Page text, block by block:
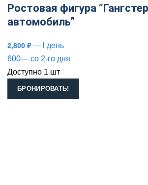
Ростовая фигура
автомобиль”
2,800 ₽— l день
600— со 2-го дня
Доступно 1 шт
БРОНИРОВАТЬ!